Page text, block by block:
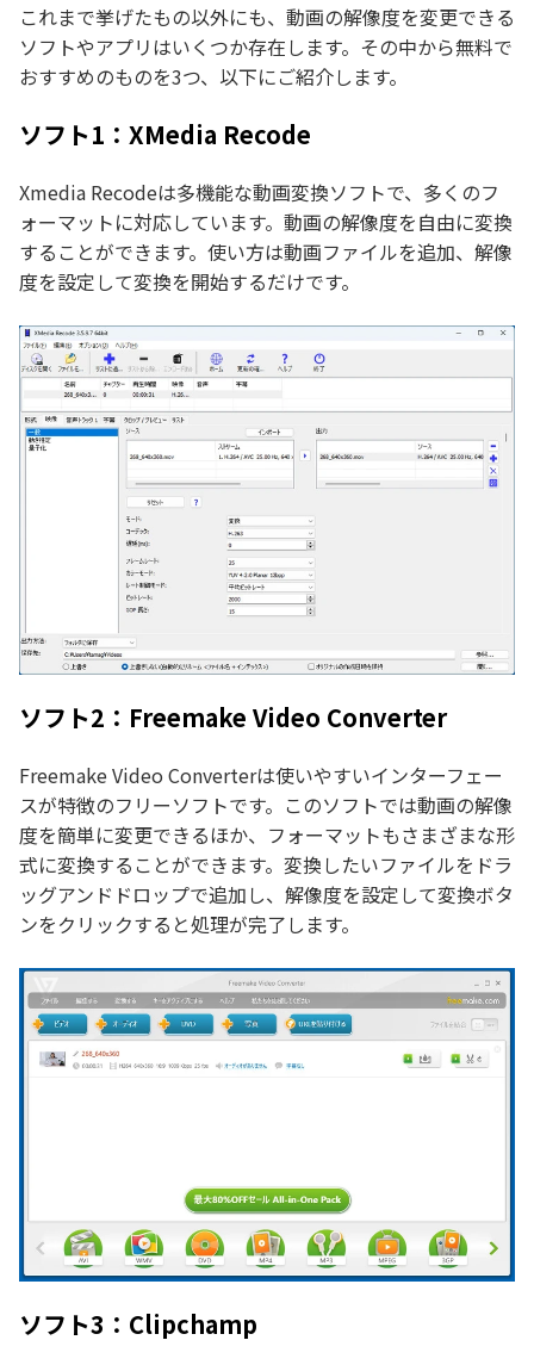
これまで挙げたもの以外にも、動画の解像度を変更できる
ソフトやアプリはいくつか存在します。その中から無料で
おすすめのものを3つ、以下にご紹介します。
ソフト1：XMedia Recode
Xmedia Recodeは多機能な動画変換ソフトで、多くのフ
ォーマットに対応しています。動画の解像度を自由に変換
することができます。使い方は動画ファイルを追加、解像
度を設定して変換を開始するだけです。
ソフト2：Freemake Video Converter
Freemake Video Converterは使いやすいインターフェー
スが特徴のフリーソフトです。このソフトでは動画の解像
度を簡単に変更できるほか、フォーマットもさまざまな形
式に変換することができます。変換したいファイルをドラ
ッグアンドドロップで追加し、解像度を設定して変換ボタ
ンをクリックすると処理が完了します。
ソフト3：Clipchamp